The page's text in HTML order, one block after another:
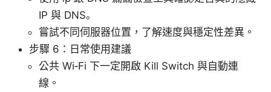
IP 與 DNS。
嘗試不同伺服器位置，了解速度與穩定性差異。
步驟 6：日常使用建議
公共 Wi‑Fi 下一定開啟 Kill Switch 與自動連
線。